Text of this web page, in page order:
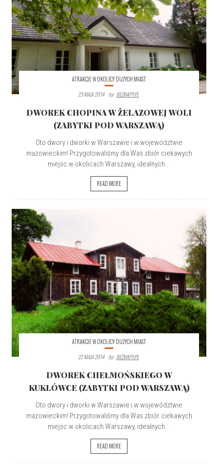
ATRAKCJE W OKOLICY DUŻYCH MIAST
23 MAJA 2014
By: BEZMAPY.PL
DWOREK CHOPINA W ŻELAZOWEJ WOLI
(ZABYTKI POD WARSZAWĄ)
Oto dwory i dworki w Warszawie i w województwie
mazowieckim! Przygotowaliśmy dla Was zbiór ciekawych
miejsc w okolicach Warszawy, idealnych...
READ MORE
ATRAKCJE W OKOLICY DUŻYCH MIAST
22 MAJA 2014
By: BEZMAPY.PL
DWOREK CHEŁMOŃSKIEGO W
KUKLÓWCE (ZABYTKI POD WARSZAWĄ)
Oto dwory i dworki w Warszawie i w województwie
mazowieckim! Przygotowaliśmy dla Was zbiór ciekawych
miejsc w okolicach Warszawy, idealnych...
READ MORE